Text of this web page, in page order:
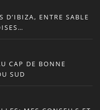
D’IBIZA, ENTRE SABLE
CAP DE BONNE
SUD